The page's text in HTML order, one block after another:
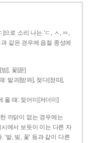
으로 소리 나는 ‘ㄷ, ㅅ, ㅆ,
같은 경우에 음절 종성에
], 꽃[꼳]
: 밭과[받꽈], 젖다[젇따],
올 때: 젖어미[저더미]
까닭이 없는 경우에는
시에서 보듯이 이는 다른 자
밭, 빚, 꽃’ 등과 같이 다른